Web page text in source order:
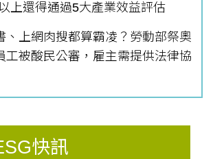
上還得通過5大產業效益評估
、上網肉搜都算霸凌？勞動部祭奧
工被酸民公審，雇主需提供法律協
快訊